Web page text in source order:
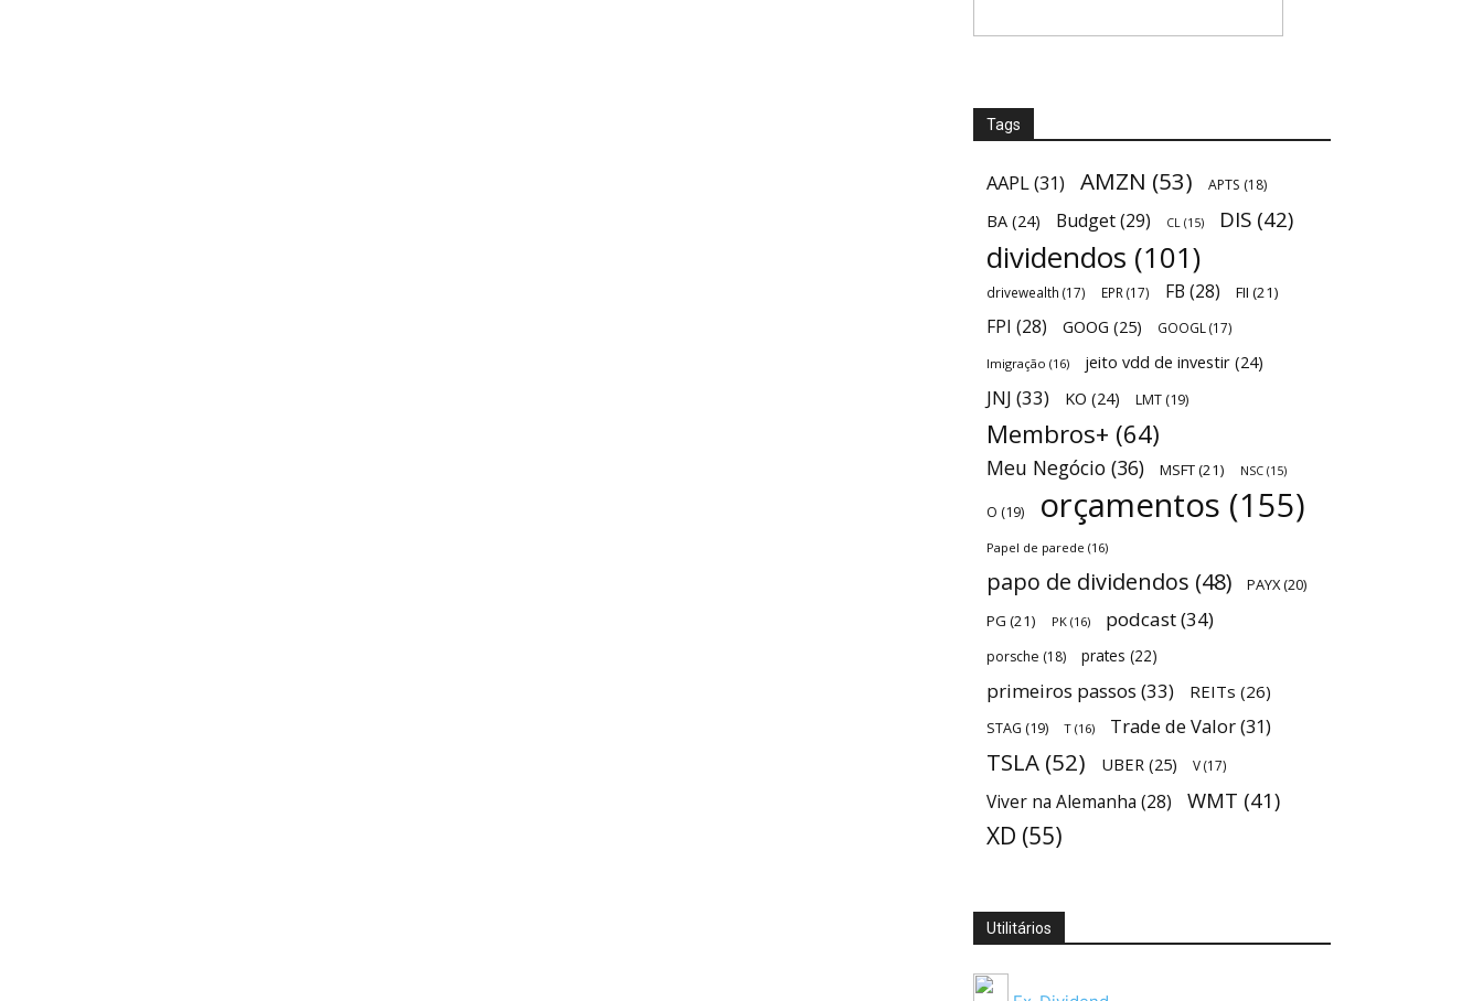
Tags
AAPL(31) AMZN (53) APTS (18)
BA (24) Budget(29) CL (15) DIS (42)
dividendos (101)
drivewealth (17) EPR (17) FB (28) FII (21)
FPI (28) GOOG (25) GOOGL (17)
Imigração (16) jeito vdd de investir (24)
JNJ (33) KO (24) LMT (19)
Membros+ (64)
Meu Negócio (36) MSFT(21) NSC (15)
O (19) orçamentos (155)
Papel de parede (16)
papo de dividendos (48) PAYX(20)
PG (21) PK (16) podcast(34)
porsche (18) prates (22)
primeiros passos (33) REITs (26)
STAG (19) T (16) Trade de Valor(31)
TSLA (52) UBER (25) V(17)
Viver na Alemanha (28) WMT (41)
XD (55)
Utilitários